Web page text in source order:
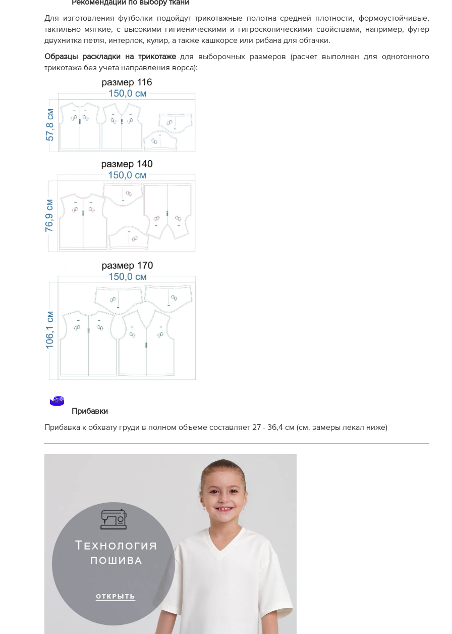
Рекомендации по выбору ткани
Для изготовления футболки подойдут трикотажные полотна средней плотности, формоустойчивые,
тактильно мягкие, с высокими гигиеническими и гигроскопическими свойствами, например, футер
двухнитка петля, интерлок, кулир, а также кашкорсе или рибана для обтачки.
Образцы раскладки на трикотаже для выборочных размеров (расчет выполнен для однотонного
трикотажа без учета направления ворса):
Прибавки
Прибавка к обхвату груди в полном объеме составляет 27 - 36,4 см (см. замеры лекал ниже)